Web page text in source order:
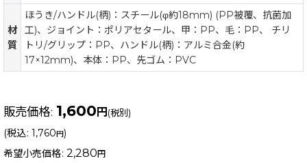
材
質
ほうき/ハンドル(柄)：スチール(φ約18mm) (PP被覆、抗菌加
工)、ジョイント：ポリアセタール、甲：PP、毛：PP、 チリ
トリ/グリップ：PP、ハンドル(柄)：アルミ合金(約
17×12mm)、本体：PP、先ゴム：PVC
販売価格: 1,600 円 (税別)
(税込: 1,760 円)
希望小売価格: 2,280 円